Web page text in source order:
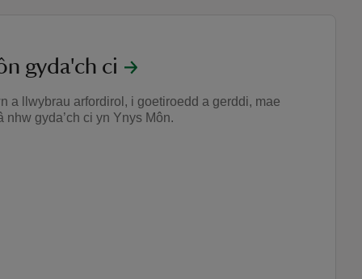
gyda'ch ci
a llwybrau arfordirol, i goetiroedd a gerddi, mae
gyda’ch ci yn Ynys Môn.